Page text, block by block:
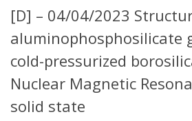
Telefones e Mapas
Pessoas
Graduação
Pós-Graduação
Educação a distância
Cursos de Extensão
[D] – 04/04/2023
aluminophosphosilicate
cold-pressurized
Nuclear Magnetic
solid state